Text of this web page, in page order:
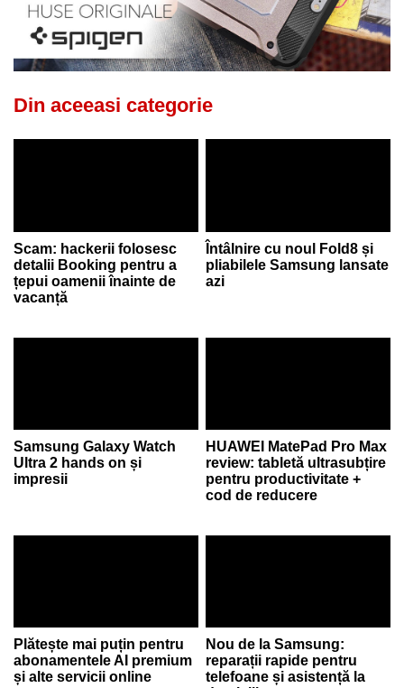
Din aceeasi categorie
Scam: hackerii folosesc
detalii Booking pentru a
țepui oamenii înainte de
vacanță
Întâlnire cu noul Fold8 și
pliabilele Samsung lansate
azi
Samsung Galaxy Watch
Ultra 2 hands on și
impresii
HUAWEI MatePad Pro Max
review: tabletă ultrasubțire
pentru productivitate +
cod de reducere
Plătește mai puțin pentru
abonamentele AI premium
și alte servicii online
Nou de la Samsung:
reparații rapide pentru
telefoane și asistență la